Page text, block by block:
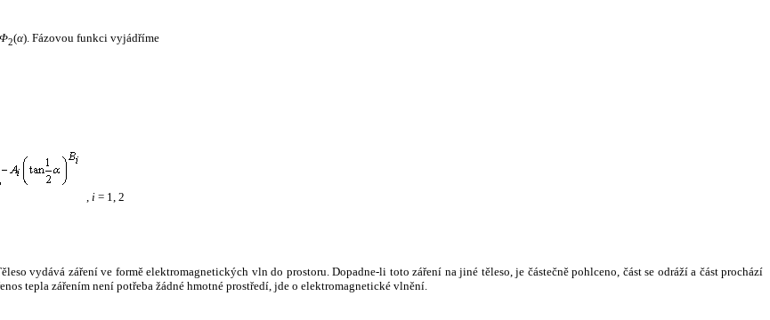
Φ2(α). Fázovou funkci vyjádříme
, i = 1, 2
vydává záření ve formě elektromagnetických vln do prostoru. Dopadne-li toto záření na jiné těleso, je částečně pohlceno, část se odráží a část prochází
tepla zářením není potřeba žádné hmotné prostředí, jde o elektromagnetické vlnění.